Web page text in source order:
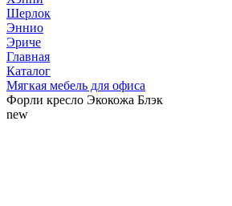
Шерлок
Эннио
Эриче
Главная
Каталог
Мягкая мебель для офиса
Форли кресло Экокожа Блэк
new